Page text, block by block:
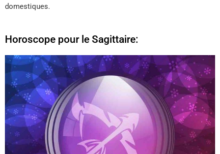
domestiques.
Horoscope pour le Sagittaire: